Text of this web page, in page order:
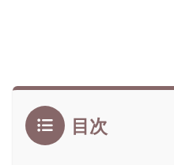
目次